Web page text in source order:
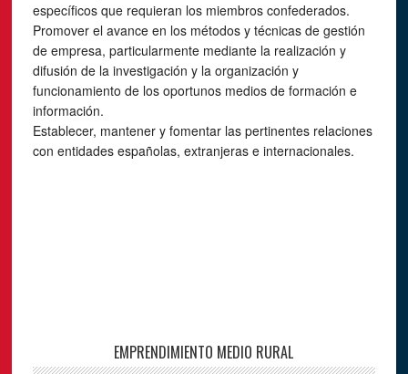
específicos que requieran los miembros confederados.
Promover el avance en los métodos y técnicas de gestión
de empresa, particularmente mediante la realización y
difusión de la investigación y la organización y
funcionamiento de los oportunos medios de formación e
información.
Establecer, mantener y fomentar las pertinentes relaciones
con entidades españolas, extranjeras e internacionales.
EMPRENDIMIENTO MEDIO RURAL